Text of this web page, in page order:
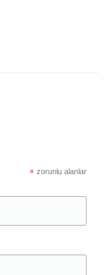
* zorunlu alanlar